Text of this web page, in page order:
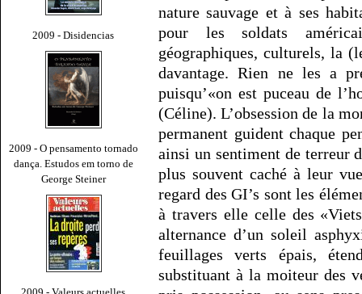
2009 - Disidencias
2009 - O pensamento tornado
dança. Estudos em torno de
George Steiner
nature sauvage et à ses
pour les soldats
géographiques, culturels, la
davantage. Rien ne les a
puisqu’«on est puceau de
(Céline). L’obsession de la
permanent guident chaque
ainsi un sentiment de terreur
plus souvent caché à leur
regard des GI’s sont les
à travers elle celle des
alternance d’un soleil
feuillages verts épais,
substituant à la moiteur des